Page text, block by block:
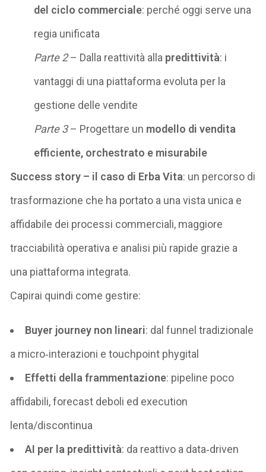
del ciclo commerciale: perché oggi serve una
regia unificata
Parte 2– Dalla reattività alla predittività: i
vantaggi di una piattaforma evoluta per la
gestione delle vendite
Parte 3– Progettare un modello di vendita
efficiente, orchestrato e misurabile
Success story – il caso di Erba Vita: un percorso di
trasformazione che ha portato a una vista unica e
affidabile dei processi commerciali, maggiore
tracciabilità operativa e analisi più rapide grazie a
una piattaforma integrata.
Capirai quindi come gestire:
Buyer journey non lineari: dal funnel tradizionale
a micro‑interazioni e touchpoint phygital
Effetti della frammentazione: pipeline poco
affidabili, forecast deboli ed execution
lenta/discontinua
AI per la predittività: da reattivo a data‑driven